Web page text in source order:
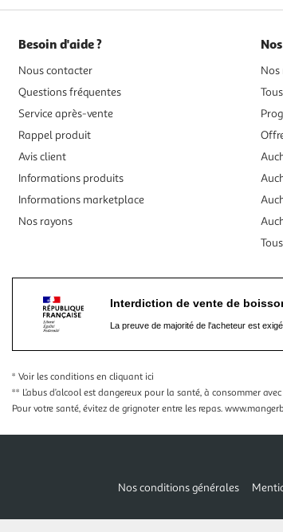
Besoin d'aide ?
Nous contacter
Questions fréquentes
Service après-vente
Rappel produit
Avis client
Informations produits
Informations marketplace
Nos rayons
Nos
Interdiction de vente de
La preuve de majorité de l'acheteur est
* Voir les conditions en cliquant ici
** L’abus d’alcool est dangereux pour la santé, à consommer
Pour votre santé, évitez de grignoter entre les repas.
Nos conditions générales